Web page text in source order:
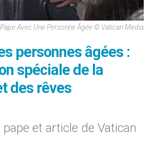
Avec Une Personne Âgée © Vatican Media
personnes âgées :
spéciale de la
des rêves
et article de Vatican